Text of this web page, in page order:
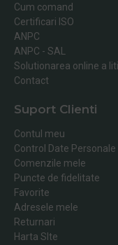
Cum comand
Certificari ISO
ANPC
ANPC - SAL
Solutionarea online a
Contact
Suport Clienti
Contul meu
Control Date Personale
Comenzile mele
Puncte de fidelitate
Favorite
Adresele mele
Returnari
Harta SIte